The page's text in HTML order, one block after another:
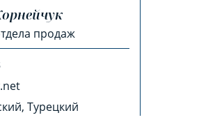
продаж
Турецкий